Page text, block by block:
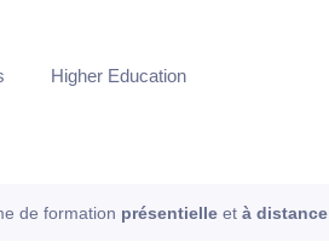
Higher Education
de formation présentielle et à distance